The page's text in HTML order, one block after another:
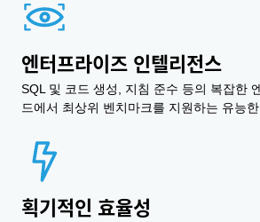
엔터프라이즈 인텔리전스
SQL 및 코드 생성, 지침 준수 등의 복잡한
드에서 최상위 벤치마크를 지원하는 유능
획기적인 효율성